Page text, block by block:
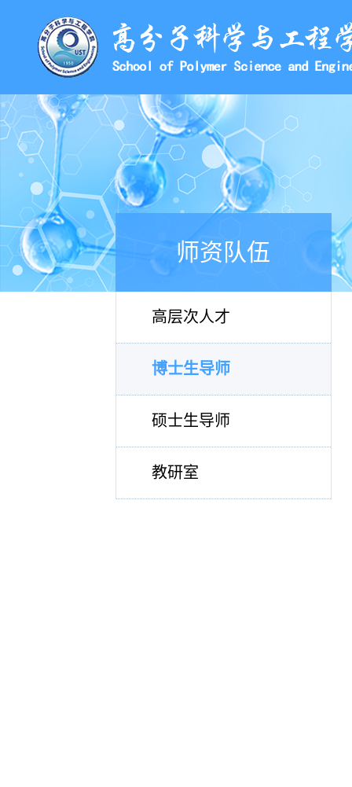
师资队伍
高层次人才
博士生导师
硕士生导师
教研室